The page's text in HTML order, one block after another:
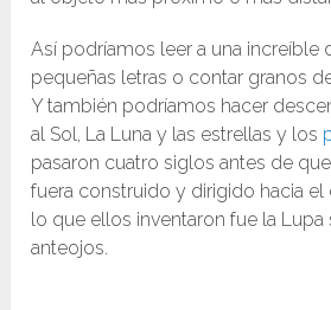
Así podríamos leer a una increíble
pequeñas letras o contar granos
Y también podríamos hacer
al Sol, La Luna y las estrellas y los
pasaron cuatro siglos antes de
fuera construido y dirigido hacia el
lo que ellos inventaron fue la Lupa
anteojos